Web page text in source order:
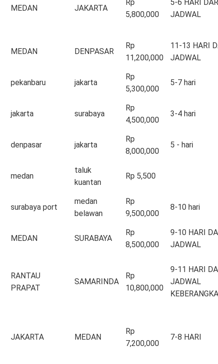
MEDAN JAKARTA
Rp
5,800,000
5-6 HARI
JADWAL
MEDAN DENPASAR
Rp
11,200,000
11-13 HARI
JADWAL
pekanbaru jakarta
Rp
5,300,000
5-7 hari
jakarta surabaya
Rp
4,500,000
3-4 hari
denpasar jakarta
Rp
8,000,000
5 - hari
medan
taluk
kuantan
Rp 5,500
surabaya port
medan
belawan
Rp
9,500,000
8-10 hari
MEDAN SURABAYA
Rp
8,500,000
9-10 HARI
JADWAL
RANTAU
PRAPAT
SAMARINDA
Rp
10,800,000
9-11 HARI
JADWAL
JAKARTA MEDAN
Rp
7,200,000
7-8 HARI